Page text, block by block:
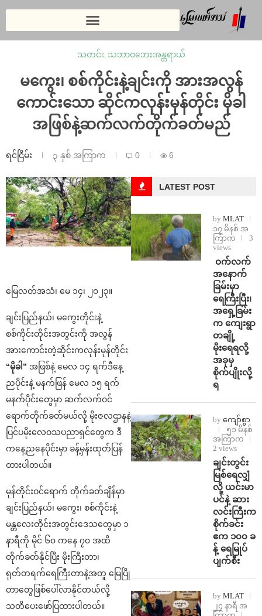
သတင်း, သဘာဝဘေးအန္တရာယ်
မကွေး၊ စစ်ကိုင်းနဲ့ချင်းကို အားအလွန်
ကောင်းသော ဆိုင်ကလုန်းမုန်တိုင်း မိုခါ
အဖြစ်နဲ့ဆက်လက်တိုက်ခတ်မည်
ရင်ငြိမ်း ၃ နှစ် အကြာက 0 6
မြေလတ်အသံ၊ မေ ၁၄၊ ၂၀၂၃။
ချင်းပြည်နယ်၊ မကွေးတိုင်းနဲ့
စစ်ကိုင်းတိုင်းအတွင်းကို အလွန်
အားကောင်းတဲ့ဆိုင်းကလုန်းမုန်တိုင်း
“မိုခါ” အဖြစ်နဲ့ မေလ ၁၄ ရက်ဒီနေ့
ညပိုင်းနဲ့ မနက်ဖြန် မေလ ၁၅ ရက်
မနက်ပိုင်းတွေမှာ ဆက်လက်ဝင်
ရောက်တိုက်ခတ်မယ်လို့ မိုးဇလဌာနနဲ့
ပြင်ပမိုးလေဝသပညာရှင်တွေက ဒီ
ကနေ့ညနေပိုင်းမှာ ခန့်မှန်းထုတ်ပြန်
ထားပါတယ်။
မုန်တိုင်းဝင်ရောက် တိုက်ခတ်ချိန်မှာ
ချင်းပြည်နယ်၊ မကွေး၊ စစ်ကိုင်းနဲ့
မန္တလေးတိုင်းအတွင်းဒေသတွေမှာ ၁
နာရီကို မိုင် ၆၀ ကနေ ၇၀ အထိ
တိုက်ခတ်နိုင်ပြီး မိုးကြီးတာ၊
ရုတ်တရက်ရေကြီးတာနဲ့အတူ မြေပြို
တာတွေဖြစ်ပေါ်လာနိုင်တယ်လို့
သတိပေးဖော်ပြထားပါတယ်။
LATEST POST
by MLAT
၁၇ မိနစ် အ
ကြာက
3
views
⁩ ⁨ဝက်လက်
အနောက်
ခြမ်းမှာ
ရေကြီးပြီး၊
အရှေ့ခြမ်း
က ကျေးရွာ
တချို့
မိုးရေရလို့
အခုမှ
စိုက်ပျိုးလို့
ရ
by ကျော်စွာ
၅၁ မိနစ်
အကြာက
2 views
ချင်းတွင်း
မြစ်ရေလျှံ
လို့ ယင်းမာ
ပင်နဲ့ ဆား
လင်းကြီးက
စိုက်ခင်း
ဧက ၁၀၀ ခ
န့် ရေမြုပ်
ပျက်စီး
by MLAT
၂၄ နာရီ အ